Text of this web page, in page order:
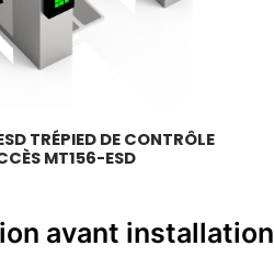
TRÉPIED DE CONTRÔLE
MT156-ESD
avant installation